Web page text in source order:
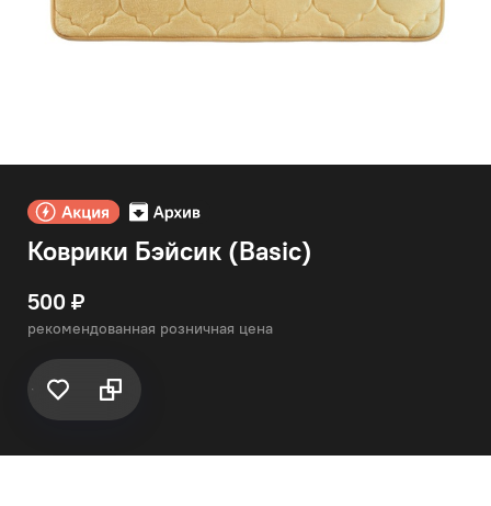
Коврики Бэйсик (Basic)
500 ₽
рекомендованная розничная цена